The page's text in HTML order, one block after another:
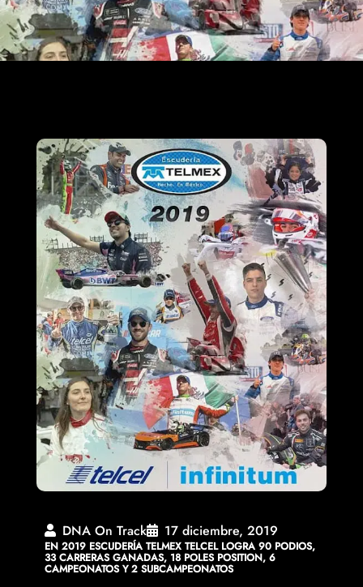
DNA On Track 17 diciembre, 2019
EN 2019 ESCUDERÍA TELMEX TELCEL LOGRA 90 PODIOS,
33 CARRERAS GANADAS, 18 POLES POSITION, 6
CAMPEONATOS Y 2 SUBCAMPEONATOS